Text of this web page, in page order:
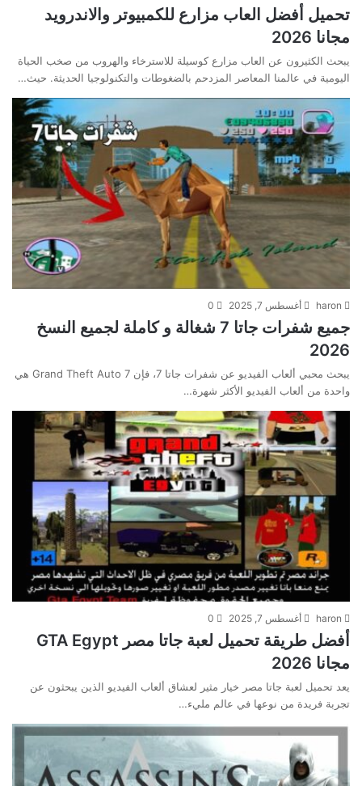
تحميل أفضل العاب مزارع للكمبيوتر والاندرويد
مجانا 2026
يبحث الكثيرون عن العاب مزارع كوسيلة للاسترخاء والهروب من صخب الحياة
اليومية في عالمنا المعاصر المزدحم بالضغوطات والتكنولوجيا الحديثة. حيث…
haron أغسطس 7, 2025 0
جميع شفرات جاتا 7 شغالة و كاملة لجميع النسخ
2026
يبحث محبي ألعاب الفيديو عن شفرات جاتا 7، فإن Grand Theft Auto 7 هي
واحدة من ألعاب الفيديو الأكثر شهرة…
haron أغسطس 7, 2025 0
أفضل طريقة تحميل لعبة جاتا مصر GTA Egypt
مجانا 2026
يعد تحميل لعبة جاتا مصر خيار مثير لعشاق ألعاب الفيديو الذين يبحثون عن
تجربة فريدة من نوعها في عالم مليء…